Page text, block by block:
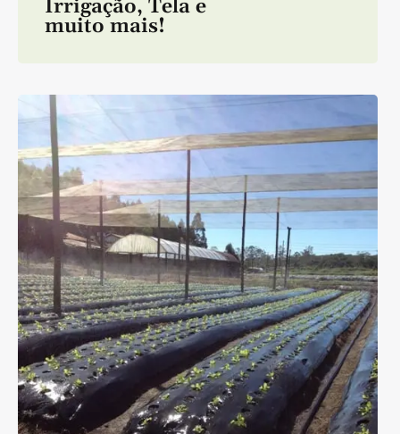
Irrigação, Tela e
muito mais!